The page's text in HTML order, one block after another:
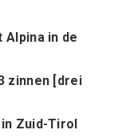
in de
zinnen [drei
Zuid-Tirol